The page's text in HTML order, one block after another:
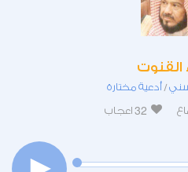
القنوت
/أدعية مختارة
32 اعجاب